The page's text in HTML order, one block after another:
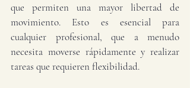
que permiten una mayor libertad de
movimiento. Esto es esencial para
cualquier profesional, que a menudo
necesita moverse rápidamente y realizar
tareas que requieren flexibilidad.